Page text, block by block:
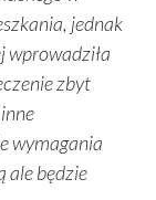
jednak
wprowadziła
zbyt
wymagania
ale będzie